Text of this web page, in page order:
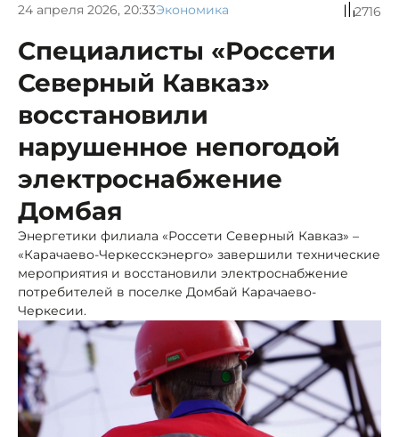
24 апреля 2026, 20:33Экономика 2716
Специалисты «Россети
Северный Кавказ»
восстановили
нарушенное непогодой
электроснабжение
Домбая
Энергетики филиала «Россети Северный Кавказ» –
«Карачаево-Черкесскэнерго» завершили технические
мероприятия и восстановили электроснабжение
потребителей в поселке Домбай Карачаево-
Черкесии.